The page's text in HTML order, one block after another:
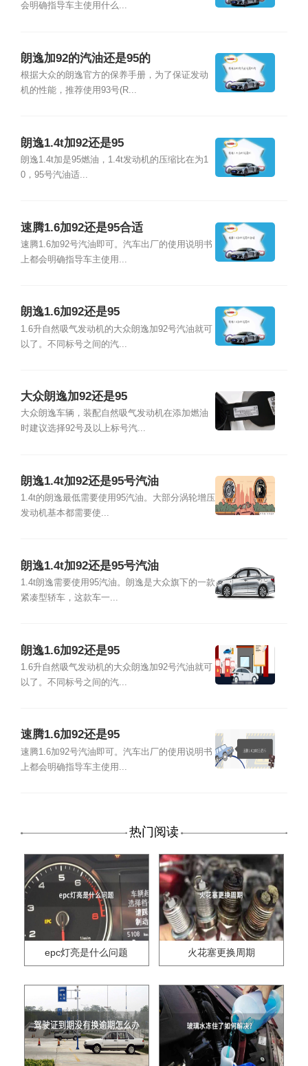
会明确指导车主使用什么...
朗逸加92的汽油还是95的
根据大众的朗逸官方的保养手册，为了保证发动
机的性能，推荐使用93号(R...
朗逸1.4t加92还是95
朗逸1.4t加是95燃油，1.4t发动机的压缩比在为1
0，95号汽油适...
速腾1.6加92还是95合适
速腾1.6加92号汽油即可。汽车出厂的使用说明书
上都会明确指导车主使用...
朗逸1.6加92还是95
1.6升自然吸气发动机的大众朗逸加92号汽油就可
以了。不同标号之间的汽...
大众朗逸加92还是95
大众朗逸车辆，装配自然吸气发动机在添加燃油
时建议选择92号及以上标号汽...
朗逸1.4t加92还是95号汽油
1.4t的朗逸最低需要使用95汽油。大部分涡轮增压
发动机基本都需要使...
朗逸1.4t加92还是95号汽油
1.4t朗逸需要使用95汽油。朗逸是大众旗下的一款
紧凑型轿车，这款车一...
朗逸1.6加92还是95
1.6升自然吸气发动机的大众朗逸加92号汽油就可
以了。不同标号之间的汽...
速腾1.6加92还是95
速腾1.6加92号汽油即可。汽车出厂的使用说明书
上都会明确指导车主使用...
热门阅读
epc灯亮是什么问题 火花塞更换周期